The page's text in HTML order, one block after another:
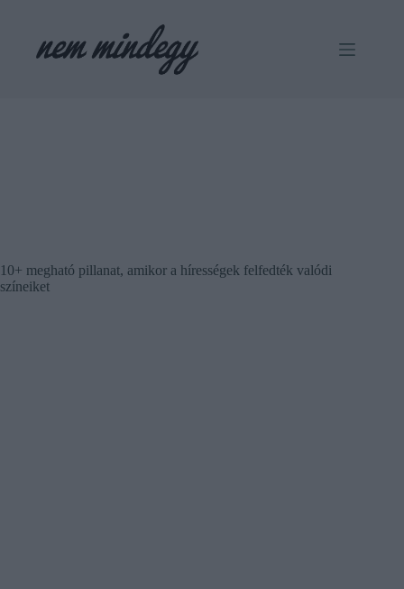
10+ megható pillanat, amikor a hírességek felfedték valódi
színeiket